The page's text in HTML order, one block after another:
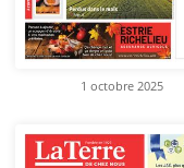
1 octobre 2025